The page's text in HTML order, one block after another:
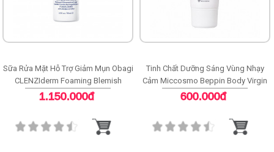
Sữa Rửa Mặt Hỗ Trợ Giảm Mụn Obagi
CLENZIderm Foaming Blemish
Cleanser
1.150.000đ
Tinh Chất Dưỡng Sáng Vùng Nhạy
Cảm Miccosmo Beppin Body Virgin
White Serum
600.000đ